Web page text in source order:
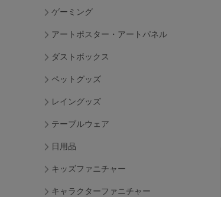
ゲーミング
アートポスター・アートパネル
ダストボックス
ペットグッズ
レイングッズ
テーブルウェア
日用品
キッズファニチャー
キャラクターファニチャー